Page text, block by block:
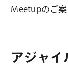
Meetupのご案
アジャイ